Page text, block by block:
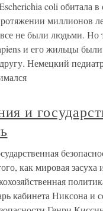
coli обитала в
миллионов
не были людьми. Но
и его жильцы
Немецкий
и
как мировая засуха
кабинета Никсона и